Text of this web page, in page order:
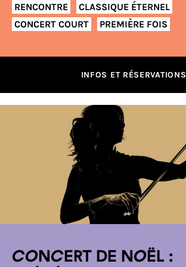
RENCONTRE
CLASSIQUE ÉTERNEL
CONCERT COURT
PREMIÈRE FOIS
INFOS ET RÉSERVATIONS
Concert de Noël :